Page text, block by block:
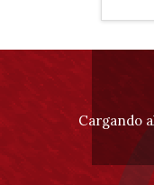
pie
de
Cargando